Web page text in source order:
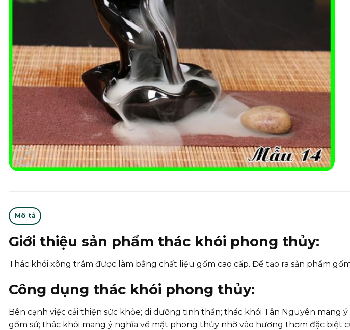
Mô tả
Giới thiệu sản phẩm thác khói phong thủy:
Thác khói xông trầm được làm bằng chất liệu gốm cao cấp. Để tạo ra sản phẩm
Công dụng thác khói phong thủy:
Bên cạnh việc cải thiện sức khỏe; di dưỡng tinh thần; thác khói Tân Nguyên
gốm sứ; thác khói mang ý nghĩa về mặt phong thủy nhờ vào hương thơm đặc biệt